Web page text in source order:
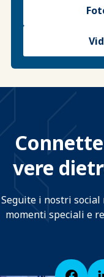
vere
Seguite i nostri
momenti speciali e